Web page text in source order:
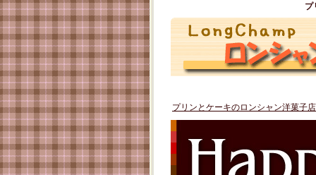
プ
プリンとケーキのロンシャン洋菓子店